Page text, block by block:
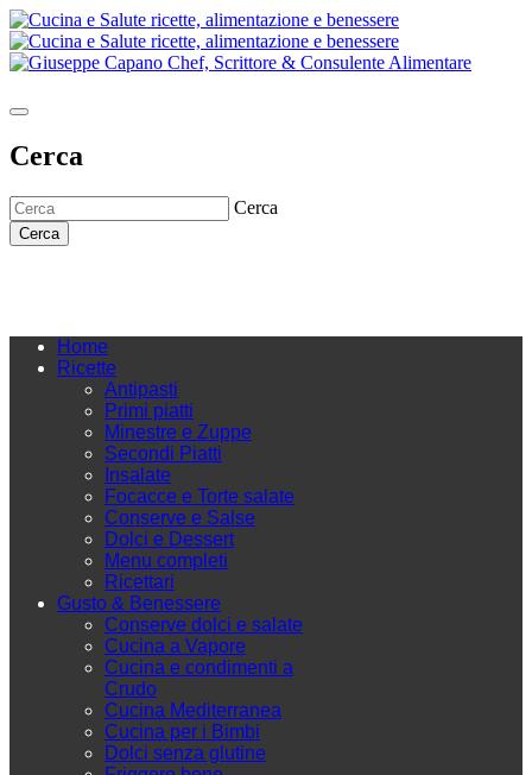
Cerca
Cerca
Cerca
Home
Ricette
Antipasti
Primi piatti
Minestre e Zuppe
Secondi Piatti
Insalate
Focacce e Torte salate
Conserve e Salse
Dolci e Dessert
Menu completi
Ricettari
Gusto & Benessere
Conserve dolci e salate
Cucina a Vapore
Cucina e condimenti a
Crudo
Cucina Mediterranea
Cucina per i Bimbi
Dolci senza glutine